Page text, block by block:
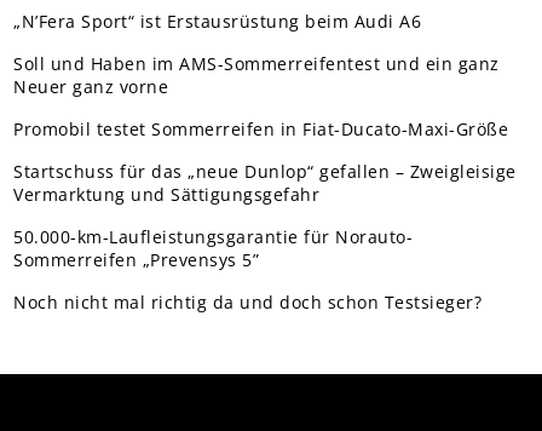
„N’Fera Sport“ ist Erstausrüstung beim Audi A6
Soll und Haben im AMS-Sommerreifentest und ein ganz
Neuer ganz vorne
Promobil testet Sommerreifen in Fiat-Ducato-Maxi-Größe
Startschuss für das „neue Dunlop“ gefallen – Zweigleisige
Vermarktung und Sättigungsgefahr
50.000-km-Laufleistungsgarantie für Norauto-
Sommerreifen „Prevensys 5”
Noch nicht mal richtig da und doch schon Testsieger?